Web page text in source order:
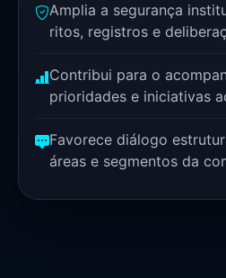
Amplia a segurança
ritos, registros e
Contribui para o
prioridades e iniciativas
Favorece diálogo
áreas e segmentos da